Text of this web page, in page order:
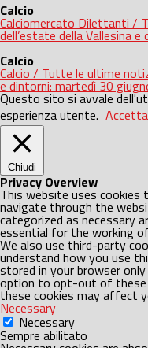
Calcio
Calciomercato Dilettanti /
dell’estate della Vallesina
Calcio
Calcio / Tutte le ultime
e dintorni: martedì 30
Questo sito si avvale
esperienza utente. Accetta
Chiudi
Privacy Overview
This website uses cookies
navigate through the
categorized as necessary
essential for the working
We also use third-party
understand how you use
stored in your browser
option to opt-out of
these cookies may affect
Necessary
Necessary
Sempre abilitato